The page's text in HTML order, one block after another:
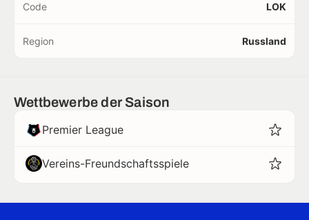
Code LOK
Region Russland
Wettbewerbe der Saison
Premier League
Vereins-Freundschaftsspiele